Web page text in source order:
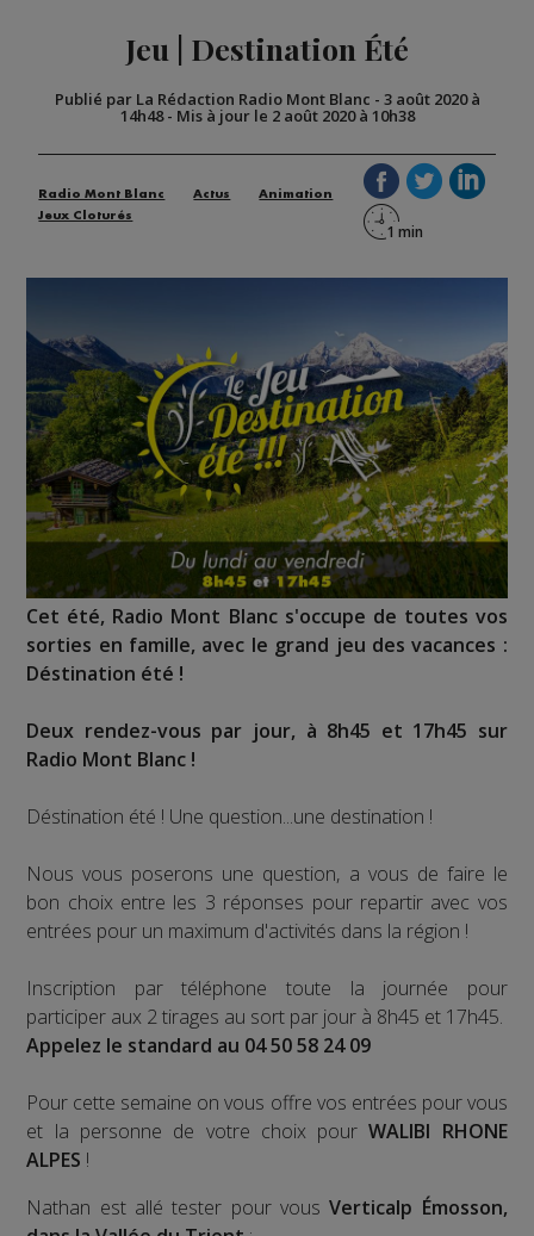
Jeu | Destination Été
Publié par La Rédaction Radio Mont Blanc - 3 août 2020 à
14h48- Mis à jour le 2 août 2020 à 10h38
Radio Mont Blanc Actus
Animation
Jeux Cloturés
Cet été, Radio Mont Blanc s'occupe de toutes vos
sorties en famille, avec le grand jeu des vacances :
Déstination été !
Deux rendez-vous par jour, à 8h45 et 17h45 sur
Radio Mont Blanc !
Déstination été ! Une question...une destination !
Nous vous poserons une question, a vous de faire le
bon choix entre les 3 réponses pour repartir avec vos
entrées pour un maximum d'activités dans la région !
Inscription par téléphone toute la journée pour
participer aux 2 tirages au sort par jour à 8h45 et 17h45.
Appelez le standard au 04 50 58 24 09
Pour cette semaine on vous offre vos entrées pour vous
et la personne de votre choix pourWALIBI RHONE
ALPES !
Nathan est allé tester pour vousVerticalp Émosson,